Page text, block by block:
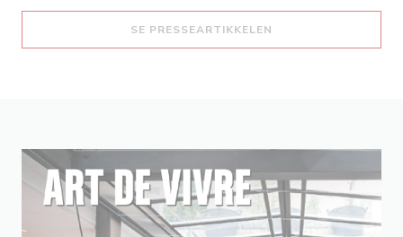
SE PRESSEARTIKKELEN